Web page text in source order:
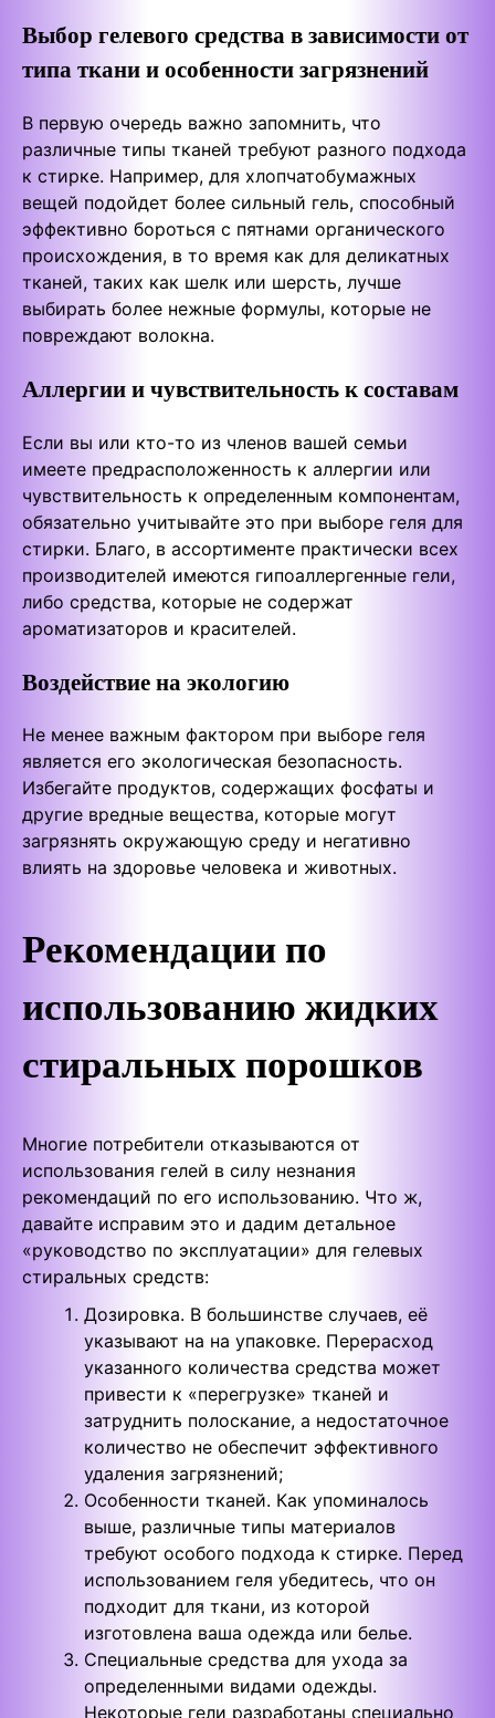
Выбор гелевого средства в зависимости от
типа ткани и особенности загрязнений
В первую очередь важно запомнить, что
различные типы тканей требуют разного подхода
к стирке. Например, для хлопчатобумажных
вещей подойдет более сильный гель, способный
эффективно бороться с пятнами органического
происхождения, в то время как для деликатных
тканей, таких как шелк или шерсть, лучше
выбирать более нежные формулы, которые не
повреждают волокна.
Аллергии и чувствительность к составам
Если вы или кто-то из членов вашей семьи
имеете предрасположенность к аллергии или
чувствительность к определенным компонентам,
обязательно учитывайте это при выборе геля для
стирки. Благо, в ассортименте практически всех
производителей имеются гипоаллергенные гели,
либо средства, которые не содержат
ароматизаторов и красителей.
Воздействие на экологию
Не менее важным фактором при выборе геля
является его экологическая безопасность.
Избегайте продуктов, содержащих фосфаты и
другие вредные вещества, которые могут
загрязнять окружающую среду и негативно
влиять на здоровье человека и животных.
Рекомендации по
использованию жидких
стиральных порошков
Многие потребители отказываются от
использования гелей в силу незнания
рекомендаций по его использованию. Что ж,
давайте исправим это и дадим детальное
«руководство по эксплуатации» для гелевых
стиральных средств:
Дозировка. В большинстве случаев, её
указывают на на упаковке. Перерасход
указанного количества средства может
привести к «перегрузке» тканей и
затруднить полоскание, а недостаточное
количество не обеспечит эффективного
удаления загрязнений;
Особенности тканей. Как упоминалось
выше, различные типы материалов
требуют особого подхода к стирке. Перед
использованием геля убедитесь, что он
подходит для ткани, из которой
изготовлена ваша одежда или белье.
Специальные средства для ухода за
определенными видами одежды.
Некоторые гели разработаны специально